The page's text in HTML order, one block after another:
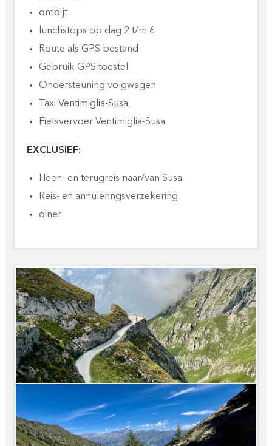
ontbijt
lunchstops op dag 2 t/m 6
Route als GPS bestand
Gebruik GPS toestel
Ondersteuning volgwagen
Taxi Ventimiglia-Susa
Fietsvervoer Ventimiglia-Susa
EXCLUSIEF:
Heen- en terugreis naar/van Susa
Reis- en annuleringsverzekering
diner